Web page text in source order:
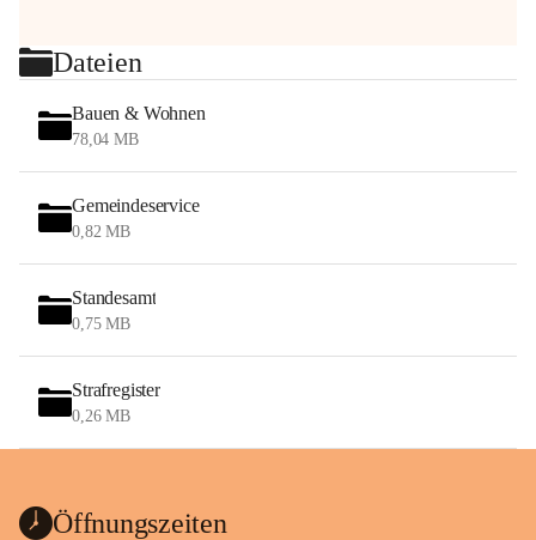
Dateien
Bauen & Wohnen
78,04 MB
Gemeindeservice
0,82 MB
Standesamt
0,75 MB
Strafregister
0,26 MB
Öffnungszeiten